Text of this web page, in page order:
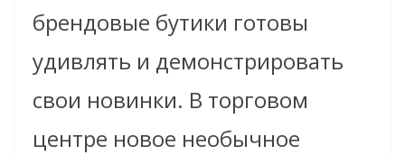
брендовые бутики готовы
удивлять и демонстрировать
свои новинки. В торговом
центре новое необычное